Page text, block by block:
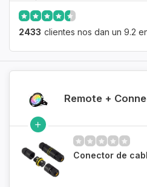
2433 clientes nos dan un 9.2
Remote +
Conector de